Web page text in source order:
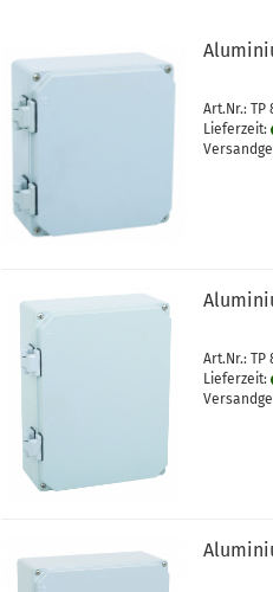
Art.Nr.: TP
Lieferzeit:
Art.Nr.: TP
Lieferzeit: